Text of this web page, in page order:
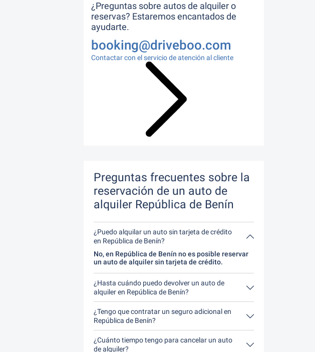
¿Preguntas sobre autos de alquiler o
reservas? Estaremos encantados de
ayudarte.
booking@driveboo.com
Contactar con el servicio de atención al cliente
Preguntas frecuentes sobre la
reservación de un auto de
alquiler República de Benín
¿Puedo alquilar un auto sin tarjeta de crédito
en República de Benín?
No, en República de Benín no es posible reservar
un auto de alquiler sin tarjeta de crédito.
¿Hasta cuándo puedo devolver un auto de
alquiler en República de Benín?
En principio, puede devolver el auto de alquiler a
cualquier hora del día. Lo único importante es que
no devuelva el auto de alquiler más tarde de lo
indicado al hacer la reservación.
¿Tengo que contratar un seguro adicional en
República de Benín?
Lo mejor es contratar un seguro a todo riesgo sin
franquicia a través de nosotros. Así no tendrás
que contratar ningún seguro adicional in situ.
¿Cuánto tiempo tengo para cancelar un auto
de alquiler?